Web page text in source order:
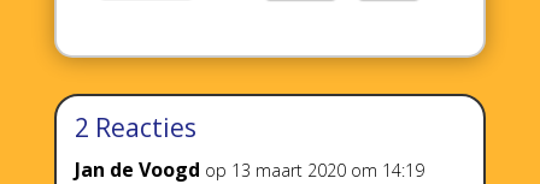
2 Reacties
Jan de Voogd op 13 maart 2020 om 14:19